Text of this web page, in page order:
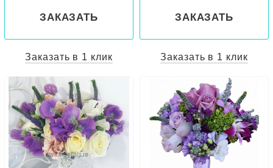
ЗАКАЗАТЬ
Заказать в 1 клик
ЗАКАЗАТЬ
Заказать в 1 клик